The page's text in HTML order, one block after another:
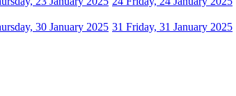
30 January 2025 31 Friday, 31 January 2025